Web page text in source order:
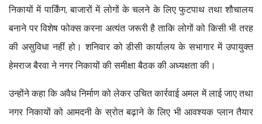
निकायों में पार्किंग, बाजारों में लोगों के चलने के लिए फुटपाथ तथा शौचालय
बनाने पर विशेष फोक्स करना अत्यंत जरूरी है ताकि लोगों को किसी भी तरह
की असुविधा नहीं हो। शनिवार को डीसी कार्यालय के सभागार में उपायुक्त
हेमराज बैरवा ने नगर निकायों की समीक्षा बैठक की अध्यक्षता की।
उन्होंने कहा कि अवैध निर्माण को लेकर उचित कार्रवाई अमल में लाई जाए तथा
नगर निकायों को आमदनी के स्रोत बढ़ाने के लिए भी आवश्यक प्लान तैयार